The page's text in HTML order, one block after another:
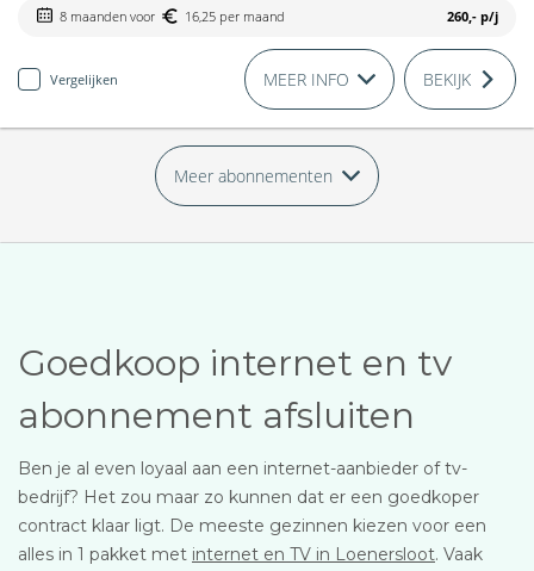
8 maanden voor 16,25 per maand 260,- p/j
Vergelijken MEER INFO BEKIJK
Meer abonnementen
Goedkoop internet en tv
abonnement afsluiten
Ben je al even loyaal aan een internet-aanbieder of tv-
bedrijf? Het zou maar zo kunnen dat er een goedkoper
contract klaar ligt. De meeste gezinnen kiezen voor een
alles in 1 pakket met internet en TV in Loenersloot. Vaak